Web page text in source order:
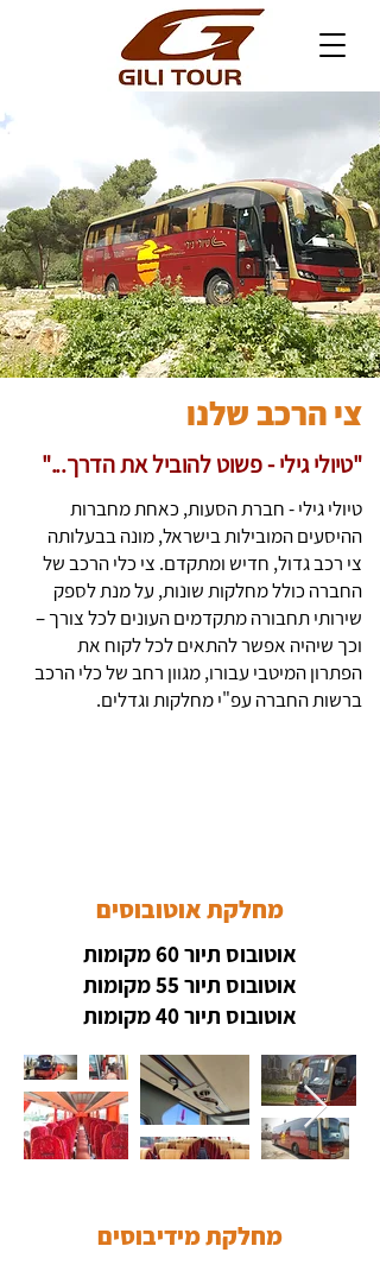
צי הרכב שלנו
"טיולי גילי - פשוט להוביל את הדרך..."
טיולי גילי - חברת הסעות, כאחת מחברות
ההיסעים המובילות בישראל, מונה בבעלותה
צי רכב גדול, חדיש ומתקדם. צי כלי הרכב של
החברה כולל מחלקות שונות, על מנת לספק
שירותי תחבורה מתקדמים העונים לכל צורך –
וכך שיהיה אפשר להתאים לכל לקוח את
הפתרון המיטבי עבורו, מגוון רחב של כלי הרכב
ברשות החברה עפ"י מחלקות וגדלים.
מחלקת אוטובוסים
אוטובוס תיור 60 מקומות
אוטובוס תיור 55 מקומות
אוטובוס תיור 40 מקומות
מחלקת מידיבוסים